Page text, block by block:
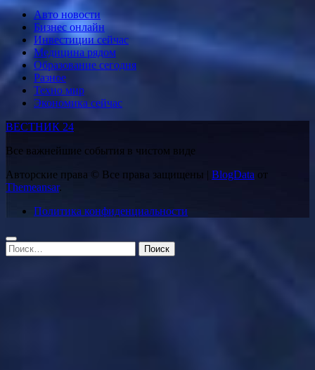
Авто новости
Бизнес онлайн
Инвестиции сейчас
Медицина рядом
Образование сегодня
Разное
Техно мир
Экономика сейчас
ВЕСТНИК 24
Все важнейшие события в чистом виде
Авторские права © Все права защищены | BlogData от
Themeansar.
Политика конфиденциальности
Найти: